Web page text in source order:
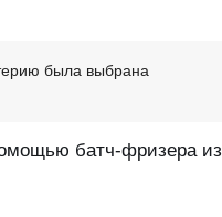
была выбрана
батч-фризера из